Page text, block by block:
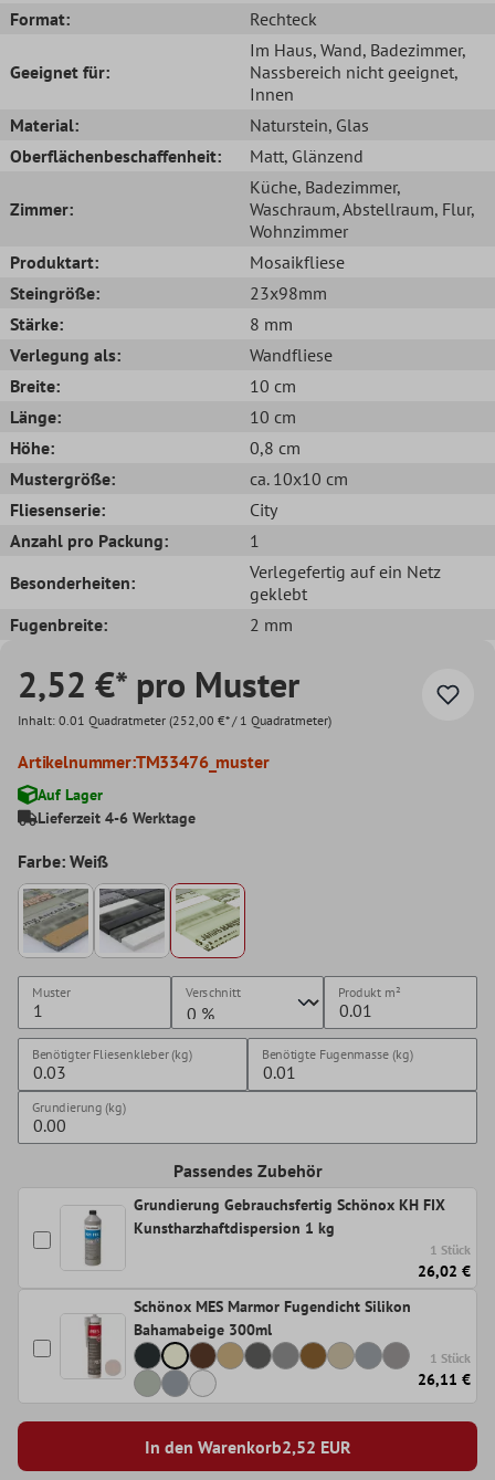
Format:
Rechteck
Geeignet für:
Im Haus, Wand, Badezimmer,
Nassbereich nicht geeignet,
Innen
Material:
Naturstein, Glas
Oberflächenbeschaffenheit:
Matt, Glänzend
Zimmer:
Küche, Badezimmer,
Waschraum, Abstellraum, Flur,
Wohnzimmer
Produktart:
Mosaikfliese
Steingröße:
23x98mm
Stärke:
8 mm
Verlegung als:
Wandfliese
Breite:
10 cm
Länge:
10 cm
Höhe:
0,8 cm
Mustergröße:
ca. 10x10 cm
Fliesenserie:
City
Anzahl pro Packung:
1
Besonderheiten:
Verlegefertig auf ein Netz
geklebt
Fugenbreite:
2 mm
2,52 €* pro Muster
Inhalt: 0.01 Quadratmeter (252,00 €* / 1 Quadratmeter)
Artikelnummer:TM33476_muster
Auf Lager
Lieferzeit 4-6 Werktage
Farbe: Weiß
Muster Verschnitt Produkt m²
Benötigter Fliesenkleber (kg) Benötigte Fugenmasse (kg)
Grundierung (kg)
Passendes Zubehör
Grundierung Gebrauchsfertig Schönox KH FIX
Kunstharzhaftdispersion 1 kg
1 Stück
26,02 €
Schönox MES Marmor Fugendicht Silikon
Bahamabeige 300ml
1 Stück
26,11 €
In den Warenkorb2,52 EUR